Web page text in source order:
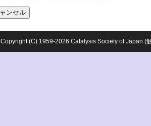
Copyright (C) 1959-2026 Catalysis Society of Japan (